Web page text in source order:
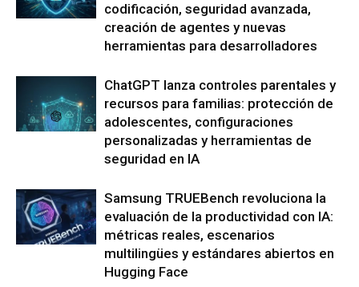
codificación, seguridad avanzada,
creación de agentes y nuevas
herramientas para desarrolladores
ChatGPT lanza controles parentales y
recursos para familias: protección de
adolescentes, configuraciones
personalizadas y herramientas de
seguridad en IA
Samsung TRUEBench revoluciona la
evaluación de la productividad con IA:
métricas reales, escenarios
multilingües y estándares abiertos en
Hugging Face